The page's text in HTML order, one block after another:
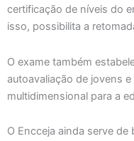
certificação de níveis do
isso, possibilita a
O exame também
autoavaliação de jovens
multidimensional para a
O Encceja ainda serve